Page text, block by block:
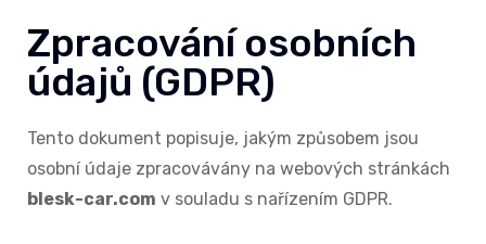
Zpracování osobních
údajů (GDPR)
Tento dokument popisuje, jakým způsobem jsou
osobní údaje zpracovávány na webových stránkách
blesk-car.com v souladu s nařízením GDPR.